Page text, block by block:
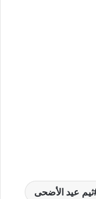
ثيم عيد الأضحى